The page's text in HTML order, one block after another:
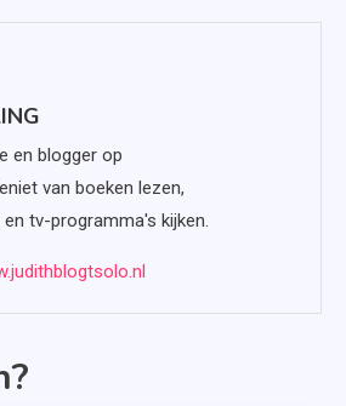
en blogger op
van boeken lezen,
tv-programma's kijken.